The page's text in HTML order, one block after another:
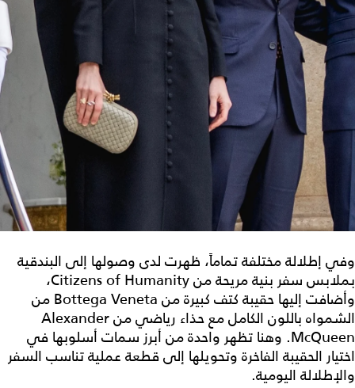
وفي إطلالة مختلفة تماماً، ظهرت لدى وصولها إلى البندقية
بملابس سفر بنية مريحة من Citizens of Humanity،
وأضافت إليها حقيبة كتف كبيرة من Bottega Veneta من
الشمواه باللون الكامل مع حذاء رياضي من Alexander
McQueen. وهنا تظهر واحدة من أبرز سمات أسلوبها في
اختيار الحقيبة الفاخرة وتحويلها إلى قطعة عملية تناسب السفر
والإطلالة اليومية.